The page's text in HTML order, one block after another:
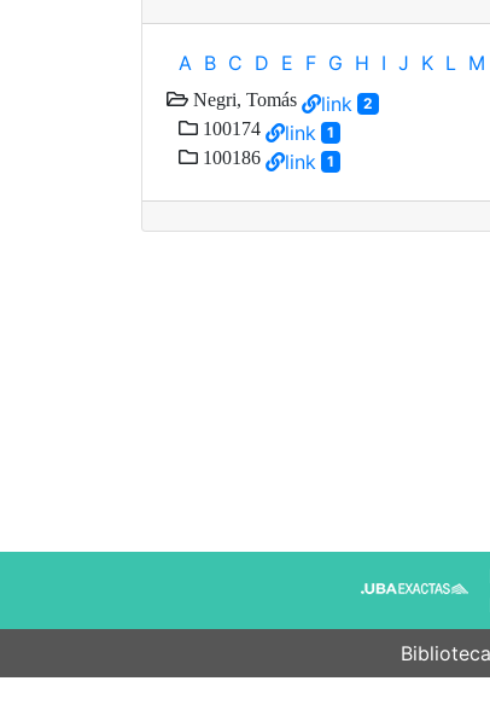
A B C D E F G H I J K L M
Negri, Tomás link 2
100174 link 1
100186 link 1
Biblioteca